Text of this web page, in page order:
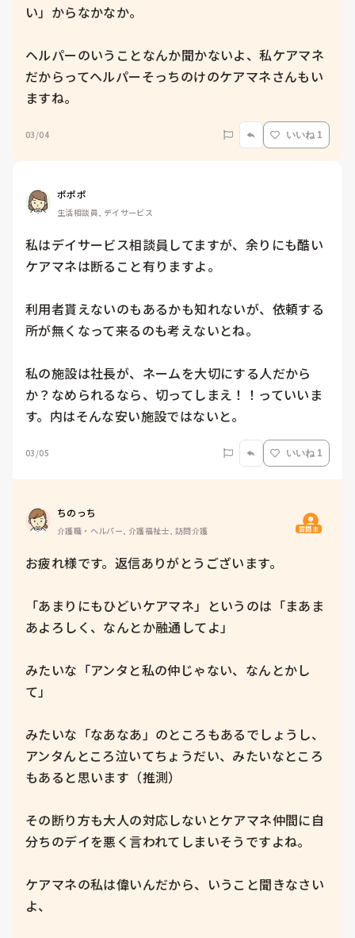
い」からなかなか。
ヘルパーのいうことなんか聞かないよ、私ケアマネ
だからってヘルパーそっちのけのケアマネさんもい
ますね。
03/04 いいね 1
ポポポ
生活相談員, デイサービス
私はデイサービス相談員してますが、余りにも酷い
ケアマネは断ること有りますよ。
利用者貰えないのもあるかも知れないが、依頼する
所が無くなって来るのも考えないとね。
私の施設は社長が、ネームを大切にする人だから
か？なめられるなら、切ってしまえ！！っていいま
03/05 いいね 1
ちのっち
介護職・ヘルパー, 介護福祉士, 訪問介護 質問主
お疲れ様です。返信ありがとうございます。
「あまりにもひどいケアマネ」というのは「まあま
あよろしく、なんとか融通してよ」
みたいな「アンタと私の仲じゃない、なんとかし
て」
みたいな「なあなあ」のところもあるでしょうし、
アンタんところ泣いてちょうだい、みたいなところ
もあると思います（推測）
その断り方も大人の対応しないとケアマネ仲間に自
分ちのデイを悪く言われてしまいそうですよね。
ケアマネの私は偉いんだから、いうこと聞きなさい
よ、